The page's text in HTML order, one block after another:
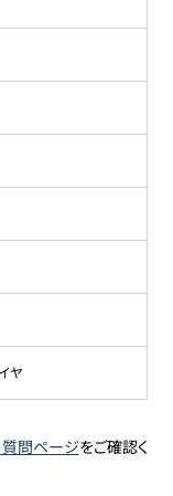
ヤ
質問ページをご確認く